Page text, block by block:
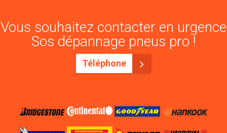
Vous souhaitez contacter en urgence
Sos dépannage pneus pro !
Téléphone